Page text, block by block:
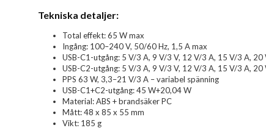
Tekniska detaljer:
Total effekt: 65 W max
Ingång: 100–240 V, 50/60 Hz, 1,5 A max
USB-C1-utgång: 5 V/3 A, 9 V/3 V, 12 V/3 A, 15 V/3 A,
USB-C2-utgång: 5 V/3 A, 9 V/3 V, 12 V/3 A, 15 V/3 A,
PPS 63 W, 3,3–21 V/3 A – variabel spänning
USB-C1+C2-utgång: 45 W+20,04 W
Material: ABS + brandsäker PC
Mått: 48 x 85 x 55 mm
Vikt: 185 g